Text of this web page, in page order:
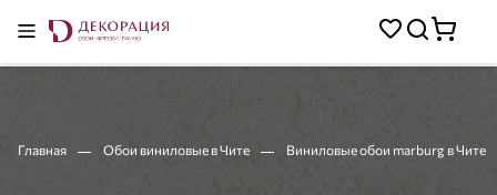
Главная Обои виниловые в Чите Виниловые обои marburg в Чите